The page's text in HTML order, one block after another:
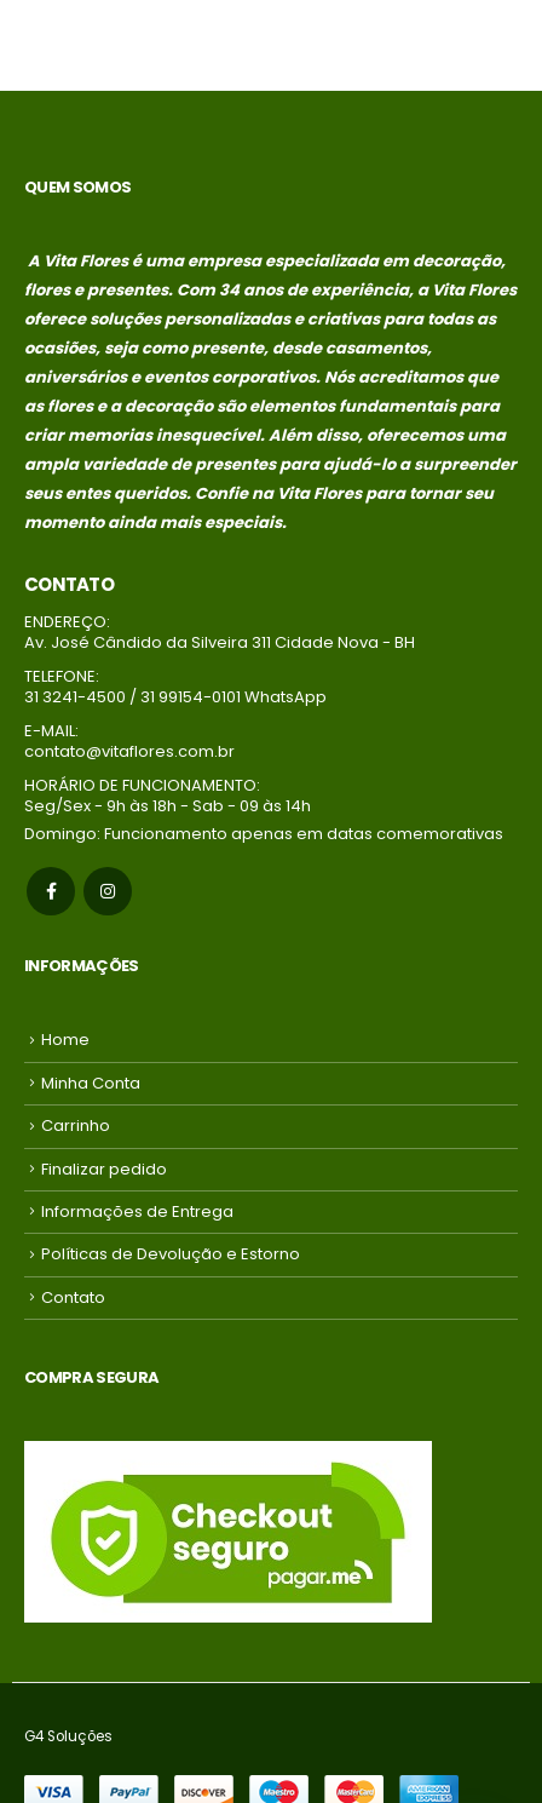
QUEM SOMOS
A Vita Flores é uma empresa especializada em decoração,
flores e presentes. Com 34 anos de experiência, a Vita Flores
oferece soluções personalizadas e criativas para todas as
ocasiões, seja como presente, desde casamentos,
aniversários e eventos corporativos. Nós acreditamos que
as flores e a decoração são elementos fundamentais para
criar memoriasinesquecível. Além disso, oferecemos uma
ampla variedade de presentes para ajudá-lo a surpreender
seus entes queridos. Confie na Vita Flores para tornar seu
momento ainda mais especiais.
CONTATO
ENDEREÇO:
Av. José Cândido da Silveira 311 Cidade Nova - BH
TELEFONE:
31 3241-4500 / 31 99154-0101 WhatsApp
E-MAIL:
contato@vitaflores.com.br
HORÁRIO DE FUNCIONAMENTO:
Seg/Sex - 9h às 18h - Sab - 09 às 14h
Domingo: Funcionamento apenas em datas comemorativas
INFORMAÇÕES
Home
Minha Conta
Carrinho
Finalizar pedido
Informações de Entrega
Políticas de Devolução e Estorno
Contato
COMPRA SEGURA
G4 Soluções